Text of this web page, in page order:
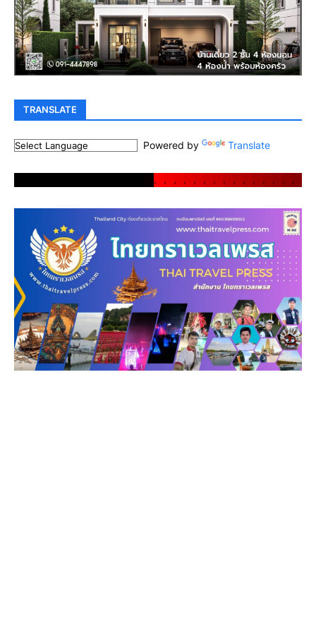
TRANSLATE
Powered by Translate
. . . . . . . . . . . . . . .